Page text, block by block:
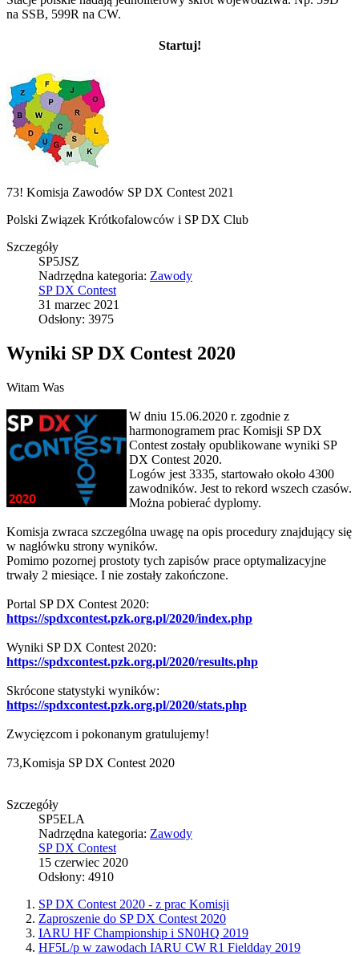
na SSB, 599R na CW.
Startuj!
73! Komisja Zawodów SP DX Contest 2021
Polski Związek Krótkofalowców i SP DX Club
Szczegóły
SP5JSZ
Nadrzędna kategoria: Zawody
SP DX Contest
31 marzec 2021
Odsłony: 3975
Wyniki SP DX Contest 2020
Witam Was
W dniu 15.06.2020 r. zgodnie z
harmonogramem prac Komisji SP DX
Contest zostały opublikowane wyniki SP
DX Contest 2020.
Logów jest 3335, startowało około 4300
zawodników. Jest to rekord wszech czasów.
Można pobierać dyplomy.
Komisja zwraca szczególna uwagę na opis procedury znajdujący się
w nagłówku strony wyników.
Pomimo pozornej prostoty tych zapisów prace optymalizacyjne
trwały 2 miesiące. I nie zostały zakończone.
Portal SP DX Contest 2020:
https://spdxcontest.pzk.org.pl/2020/index.php
Wyniki SP DX Contest 2020:
https://spdxcontest.pzk.org.pl/2020/results.php
Skrócone statystyki wyników:
https://spdxcontest.pzk.org.pl/2020/stats.php
Zwycięzcom i pokonanym gratulujemy!
73,Komisja SP DX Contest 2020
Szczegóły
SP5ELA
Nadrzędna kategoria: Zawody
SP DX Contest
15 czerwiec 2020
Odsłony: 4910
SP DX Contest 2020 - z prac Komisji
Zaproszenie do SP DX Contest 2020
IARU HF Championship i SN0HQ 2019
HF5L/p w zawodach IARU CW R1 Fieldday 2019